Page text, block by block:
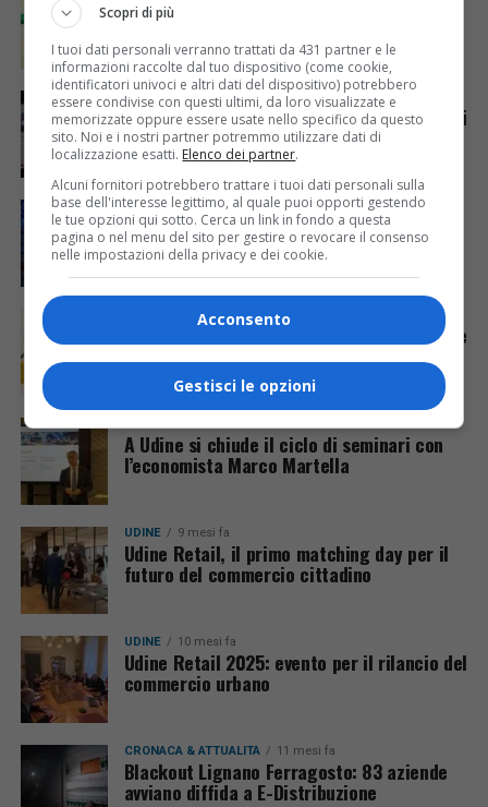
FVG, scontro sulla riforma carburanti: la
Regione accelera sull’app QR, opposizioni
all’attacco
EVENTI & CULTURA 9 mesi fa
Premiazione Cciaa Pn-Ud 2025, 74 storie di
creatività che fanno crescere il territorio
EVENTI & CULTURA 9 mesi fa
Innovazione e inclusione, il futuro digitale
al centro del convegno Insiel
ECONOMIA & LAVORO 9 mesi fa
Economia resiliente in FVG: export +6,6% e
Pil in crescita
A Udine si chiude il ciclo di seminari con
l’economista Marco Martella
UDINE 9 mesi fa
Udine Retail, il primo matching day per il
futuro del commercio cittadino
UDINE 10 mesi fa
Udine Retail 2025: evento per il rilancio del
commercio urbano
CRONACA & ATTUALITÀ 11 mesi fa
Blackout Lignano Ferragosto: 83 aziende
avviano diffida a E-Distribuzione
Scopri di più
I tuoi dati personali verranno trattati da 431 partner e le
informazioni raccolte dal tuo dispositivo (come cookie,
identificatori univoci e altri dati del dispositivo) potrebbero
essere condivise con questi ultimi, da loro visualizzate e
memorizzate oppure essere usate nello specifico da questo
sito. Noi e i nostri partner potremmo utilizzare dati di
localizzazione esatti. Elenco dei partner.
Alcuni fornitori potrebbero trattare i tuoi dati personali sulla
base dell'interesse legittimo, al quale puoi opporti gestendo
le tue opzioni qui sotto. Cerca un link in fondo a questa
pagina o nel menu del sito per gestire o revocare il consenso
nelle impostazioni della privacy e dei cookie.
Acconsento
Gestisci le opzioni